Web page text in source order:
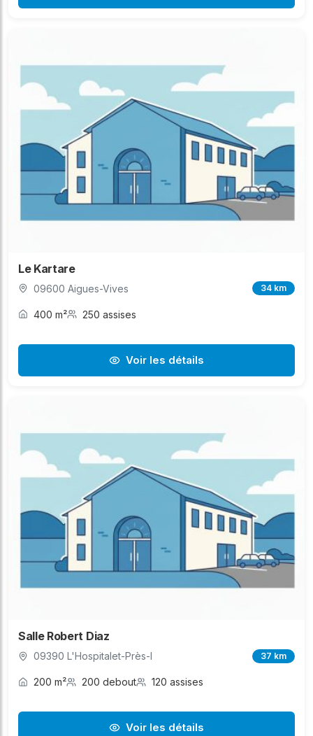
Le Kartare
09600 Aigues-Vives 34 km
400 m² 250 assises
Voir les détails
Salle Robert Diaz
09390 L'Hospitalet-Près-l 37 km
200 m² 200 debout 120 assises
Voir les détails